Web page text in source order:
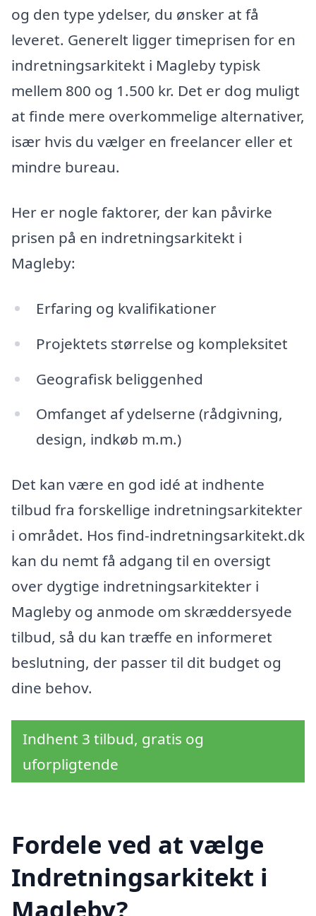
og den type ydelser, du ønsker at få
leveret. Generelt ligger timeprisen for en
indretningsarkitekt i Magleby typisk
mellem 800 og 1.500 kr. Det er dog muligt
at finde mere overkommelige alternativer,
især hvis du vælger en freelancer eller et
mindre bureau.
Her er nogle faktorer, der kan påvirke
prisen på en indretningsarkitekt i
Magleby:
Erfaring og kvalifikationer
Projektets størrelse og kompleksitet
Geografisk beliggenhed
Omfanget af ydelserne (rådgivning,
design, indkøb m.m.)
Det kan være en god idé at indhente
tilbud fra forskellige indretningsarkitekter
i området. Hos find-indretningsarkitekt.dk
kan du nemt få adgang til en oversigt
over dygtige indretningsarkitekter i
Magleby og anmode om skræddersyede
tilbud, så du kan træffe en informeret
beslutning, der passer til dit budget og
dine behov.
Indhent 3 tilbud, gratis og
uforpligtende
Fordele ved at vælge
Indretningsarkitekt i
Magleby?